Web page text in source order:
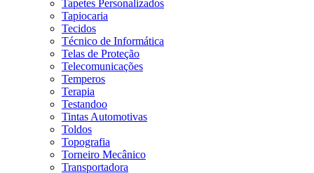
Tapetes Personalizados
Tapiocaria
Tecidos
Técnico de Informática
Telas de Proteção
Telecomunicações
Temperos
Terapia
Testandoo
Tintas Automotivas
Toldos
Topografia
Torneiro Mecânico
Transportadora